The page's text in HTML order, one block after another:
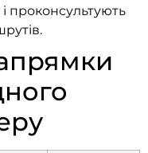
проконсультують